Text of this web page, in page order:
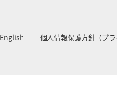
English 個人情報保護方針（プラ